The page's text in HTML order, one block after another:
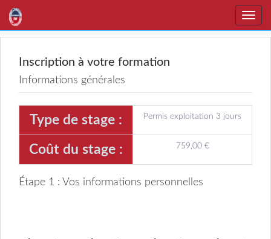
Toggle
Inscription à votre formation
Informations générales
Type de stage : Permis exploitation 3 jours
Coût du stage : 759,00 €
Étape 1 : Vos informations personnelles